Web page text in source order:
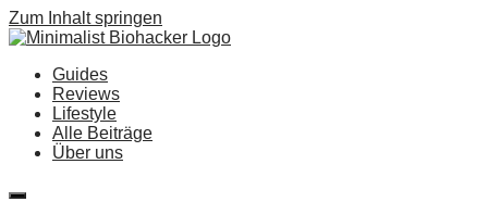
Zum Inhalt springen
Guides
Reviews
Lifestyle
Alle Beiträge
Über uns